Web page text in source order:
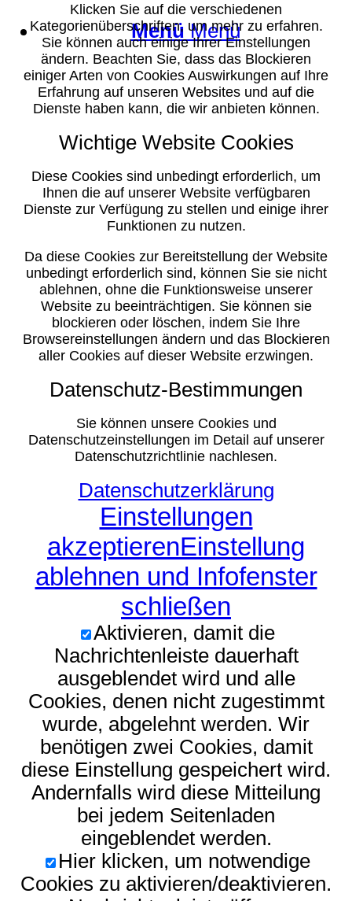
Menü Menü
Klicken Sie auf die verschiedenen
Kategorienüberschriften, um mehr zu erfahren.
Sie können auch einige Ihrer Einstellungen
ändern. Beachten Sie, dass das Blockieren
einiger Arten von Cookies Auswirkungen auf Ihre
Erfahrung auf unseren Websites und auf die
Dienste haben kann, die wir anbieten können.
Wichtige Website Cookies
Diese Cookies sind unbedingt erforderlich, um
Ihnen die auf unserer Website verfügbaren
Dienste zur Verfügung zu stellen und einige ihrer
Funktionen zu nutzen.
Da diese Cookies zur Bereitstellung der Website
unbedingt erforderlich sind, können Sie sie nicht
ablehnen, ohne die Funktionsweise unserer
Website zu beeinträchtigen. Sie können sie
blockieren oder löschen, indem Sie Ihre
Browsereinstellungen ändern und das Blockieren
aller Cookies auf dieser Website erzwingen.
Datenschutz-Bestimmungen
Sie können unsere Cookies und
Datenschutzeinstellungen im Detail auf unserer
Datenschutzrichtlinie nachlesen.
Datenschutzerklärung
Einstellungen
akzeptierenEinstellung
ablehnen und Infofenster
schließen
Aktivieren, damit die
Nachrichtenleiste dauerhaft
ausgeblendet wird und alle
Cookies, denen nicht zugestimmt
wurde, abgelehnt werden. Wir
benötigen zwei Cookies, damit
diese Einstellung gespeichert wird.
Andernfalls wird diese Mitteilung
bei jedem Seitenladen
eingeblendet werden.
Hier klicken, um notwendige
Cookies zu aktivieren/deaktivieren.